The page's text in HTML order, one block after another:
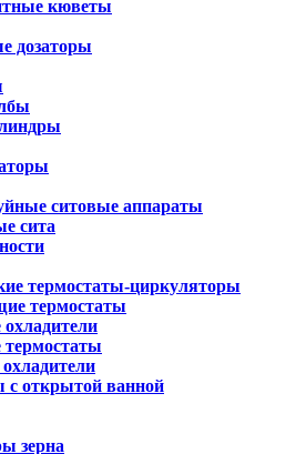
кюветы
дозаторы
ситовые аппараты
сита
термостаты-циркуляторы
термостаты
с открытой ванной
зерна